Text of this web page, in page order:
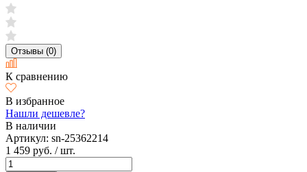
Отзывы (0)
К сравнению
В избранное
Нашли дешевле?
В наличии
Артикул: sn-25362214
1 459 руб. / шт.